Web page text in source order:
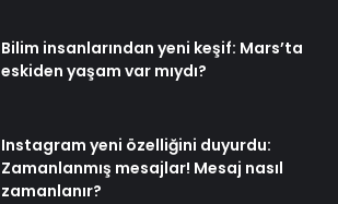
Bilim insanlarından yeni keşif: Mars’ta
eskiden yaşam var mıydı?
Instagram yeni özelliğini duyurdu:
Zamanlanmış mesajlar! Mesaj nasıl
zamanlanır?